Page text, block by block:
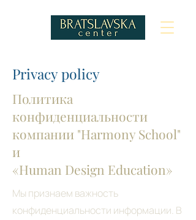
Privacy policy
Политика
конфиденциальности
компании "Harmony School"
и
«Human Design Education»
Мы признаем важность
конфиденциальности информации. В